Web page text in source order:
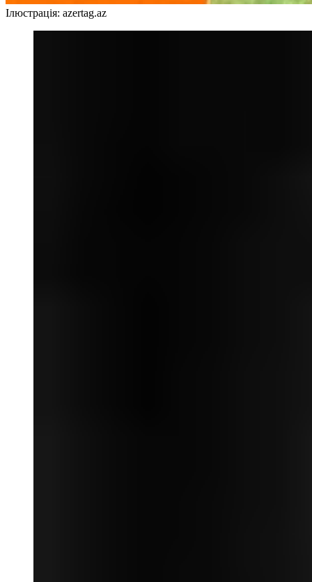
Ілюстрація: azertag.az